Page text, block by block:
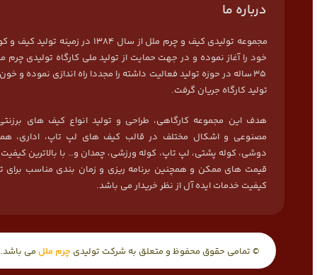
درباره ما
مجموعه تولیدی کیف و چرم ملل از سال 1384 در
خود را آغاز نموده و در جهت حمایت از تولید ملی کارگاه تولیدی چرم
35 ساله در حوزه تولید فعالیت داشته را مجددا راه اندازی نموده و
تولید کارگاه جریان گرفت.
هدف این مجموعه کارگاهی، طراحی و تولید انواع کیف های
مصنوعی و اشکال مختلف در قالب کیف های لپ تاپ، اداری،
دوشی، کوله پشتی، لپ تاپ، کوله ورزشی، چمدان و… با بالاترین
قیمت های ممکن و همچنین برنامه ریزی و زمان بندی مناسب برای
کیفیت خدمات ایده آل از نظر خریدار می باشد.
© تمامی حقوق محفوظ و متعلق به شرکت تولیدی چرم ملل می باشد.